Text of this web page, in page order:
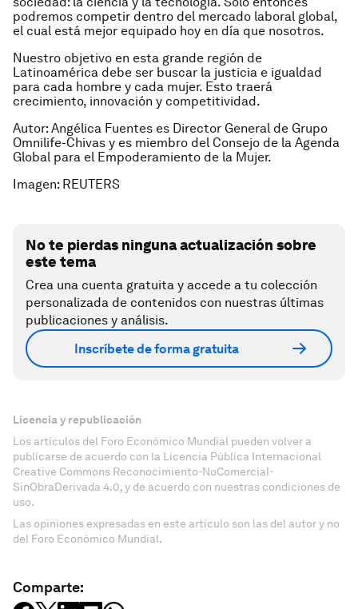
podremos competir dentro del mercado laboral global,
el cual está mejor equipado hoy en día que nosotros.
Nuestro objetivo en esta grande región de
Latinoamérica debe ser buscar la justicia e igualdad
para cada hombre y cada mujer. Esto traerá
crecimiento, innovación y competitividad.
Autor: Angélica Fuentes es Director General de Grupo
Omnilife-Chivas y es miembro del Consejo de la Agenda
Global para el Empoderamiento de la Mujer.
Imagen: REUTERS
No te pierdas ninguna actualización sobre
este tema
Crea una cuenta gratuita y accede a tu colección
personalizada de contenidos con nuestras últimas
publicaciones y análisis.
Inscríbete de forma gratuita
Licencia y republicación
Los artículos del Foro Económico Mundial pueden volver a
publicarse de acuerdo con la Licencia Pública Internacional
Creative Commons Reconocimiento-NoComercial-
SinObraDerivada 4.0, y de acuerdo con nuestras condiciones de
uso.
Las opiniones expresadas en este artículo son las del autor y no
del Foro Económico Mundial.
Comparte: